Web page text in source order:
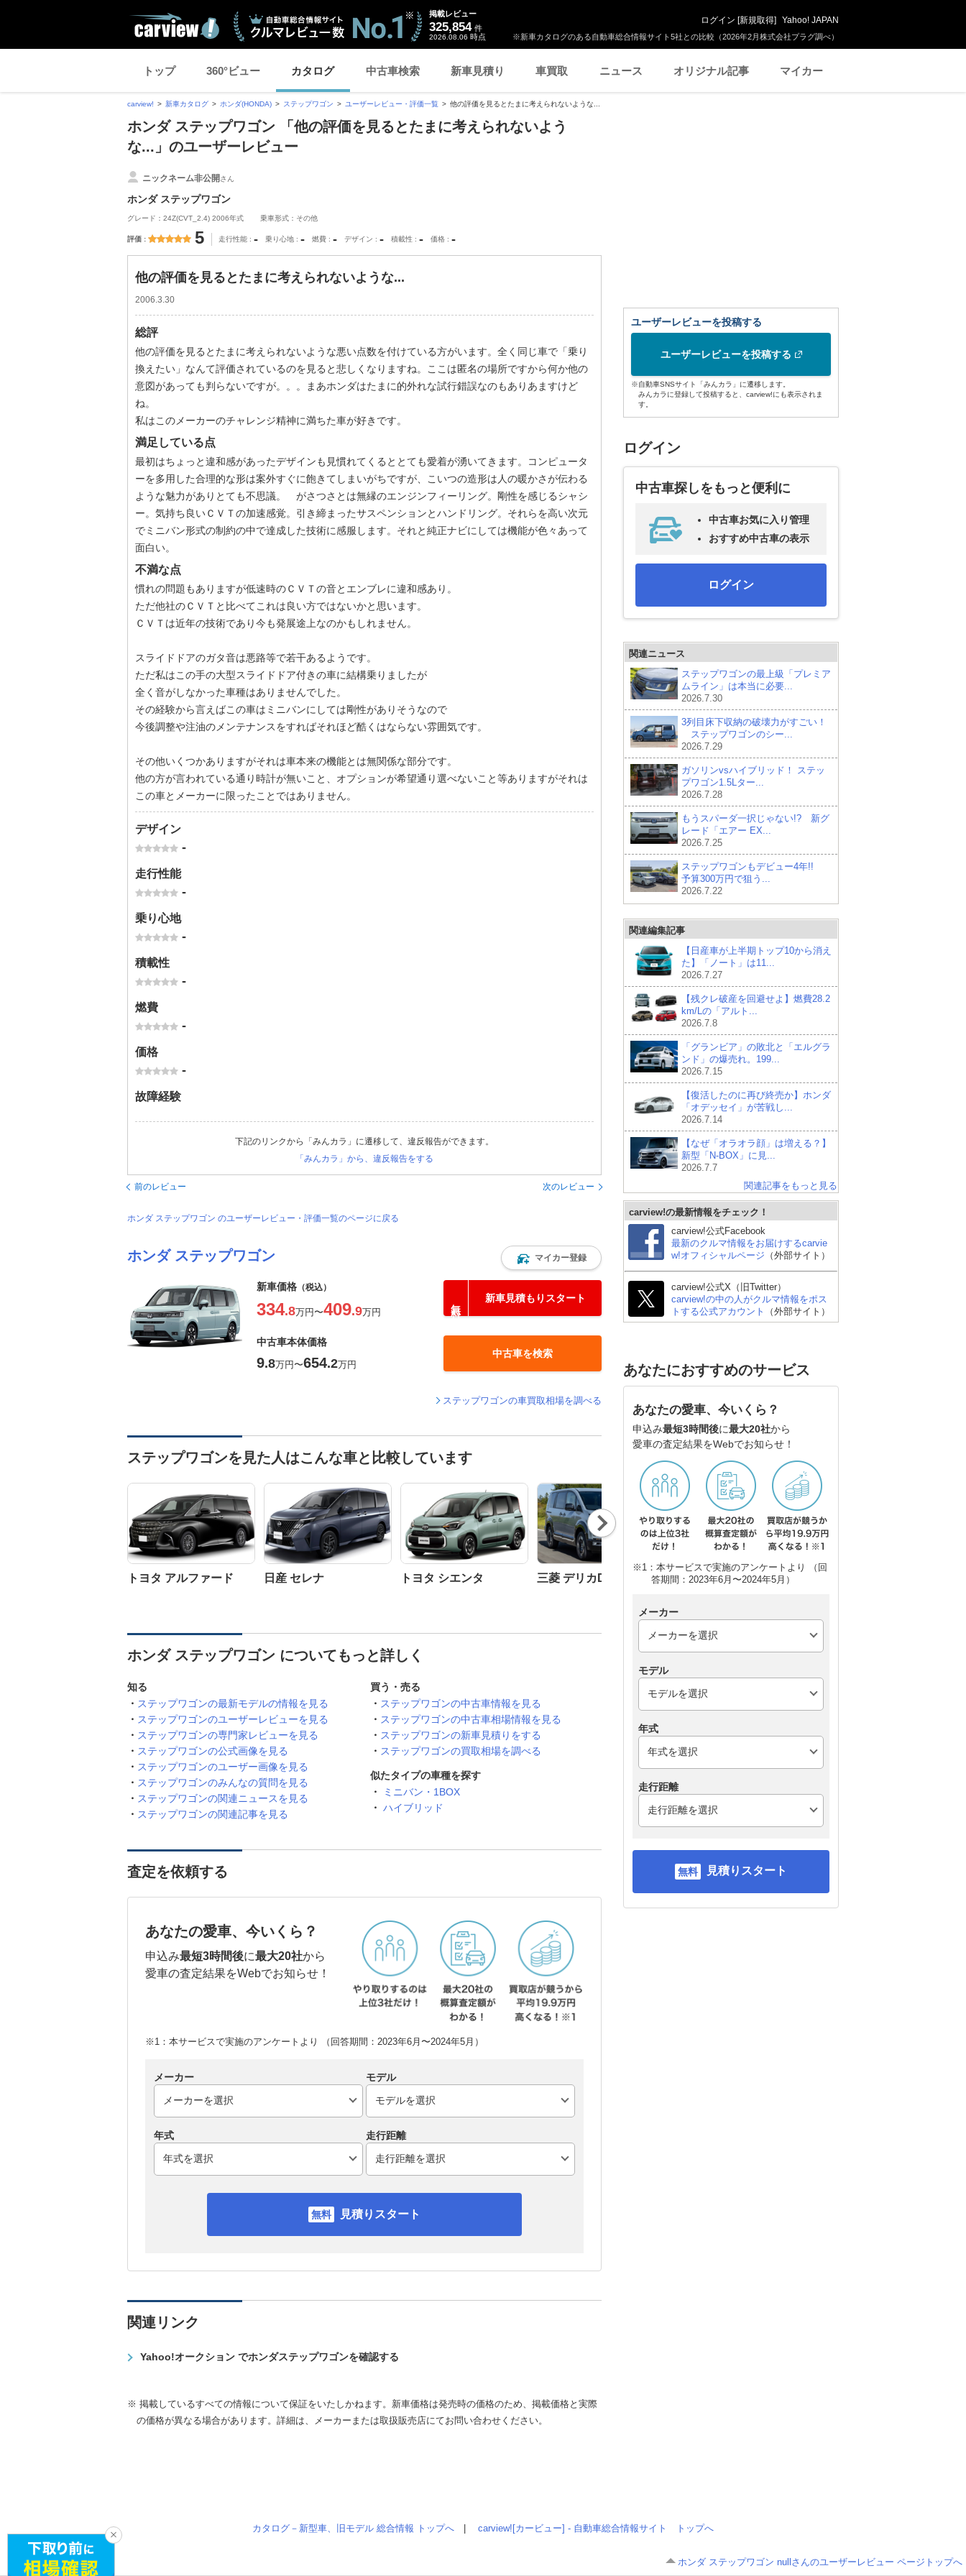
※新車カタログのある自動車総合情報サイト5社との比較（2026年2月株式会社プラグ調べ）
掲載レビュー
325,854 件
2026.08.06 時点
ログイン [新規取得] Yahoo! JAPAN
トップ 360°ビュー カタログ 中古車検索 新車見積り 車買取 ニュース オリジナル記事 マイカー
carview! 新車カタログ ホンダ(HONDA) ステップワゴン ユーザーレビュー・評価一覧 他の評価を見るとたまに考えられないような...
ホンダ ステップワゴン 「他の評価を見るとたまに考えられないよう
な...」のユーザーレビュー
ニックネーム非公開さん
ホンダ ステップワゴン
グレード：24Z(CVT_2.4) 2006年式 乗車形式：その他
評価 5 走行性能 - 乗り心地 - 燃費 - デザイン - 積載性 - 価格 -
他の評価を見るとたまに考えられないような...
2006.3.30
総評
他の評価を見るとたまに考えられないような悪い点数を付けている方がいます。全く同じ車で「乗り
換えたい」なんて評価されているのを見ると悲しくなりますね。ここは匿名の場所ですから何か他の
意図があっても判らないですが。。。まあホンダはたまに的外れな試行錯誤なのもありあますけど
ね。
私はこのメーカーのチャレンジ精神に満ちた車が好きです。
満足している点
最初はちょっと違和感があったデザインも見慣れてくるととても愛着が湧いてきます。コンピュータ
ーを多用した合理的な形は案外すぐに飽きてしまいがちですが、こいつの造形は人の暖かさが伝わる
ような魅力がありとても不思議。 がさつさとは無縁のエンジンフィーリング。剛性を感じるシャシ
ー。気持ち良いＣＶＴの加速感覚。引き締まったサスペンションとハンドリング。それらを高い次元
でミニバン形式の制約の中で達成した技術に感服します。それと純正ナビにしては機能が色々あって
面白い。
不満な点
慣れの問題もありますが低速時のＣＶＴの音とエンブレに違和感あり。
ただ他社のＣＶＴと比べてこれは良い方ではないかと思います。
ＣＶＴは近年の技術であり今も発展途上なのかもしれません。
スライドドアのガタ音は悪路等で若干あるようです。
ただ私はこの手の大型スライドドア付きの車に結構乗りましたが
全く音がしなかった車種はありませんでした。
その経験から言えばこの車はミニバンにしては剛性がありそうなので
今後調整や注油のメンテナンスをすればそれほど酷くはならない雰囲気です。
その他いくつかありますがそれは車本来の機能とは無関係な部分です。
他の方が言われている通り時計が無いこと、オプションが希望通り選べないこと等ありますがそれは
この車とメーカーに限ったことではありません。
デザイン
-
走行性能
-
乗り心地
-
積載性
-
燃費
-
価格
-
故障経験
下記のリンクから「みんカラ」に遷移して、違反報告ができます。
「みんカラ」から、違反報告をする
前のレビュー 次のレビュー
ホンダ ステップワゴン のユーザーレビュー・評価一覧のページに戻る
ホンダ ステップワゴン マイカー登録
新車価格 （税込）
334.8万円〜409.9万円
新車見積もりスタート
中古車本体価格
9.8万円〜654.2万円
中古車を検索
ステップワゴンの車買取相場を調べる
ステップワゴンを見た人はこんな車と比較しています
トヨタ アルファード 日産 セレナ トヨタ シエンタ 三菱 デリカD:5 日産 エルグランド
Nex
t
ホンダ ステップワゴン についてもっと詳しく
知る
ステップワゴンの最新モデルの情報を見る
ステップワゴンのユーザーレビューを見る
ステップワゴンの専門家レビューを見る
ステップワゴンの公式画像を見る
ステップワゴンのユーザー画像を見る
ステップワゴンのみんなの質問を見る
ステップワゴンの関連ニュースを見る
ステップワゴンの関連記事を見る
買う・売る
ステップワゴンの中古車情報を見る
ステップワゴンの中古車相場情報を見る
ステップワゴンの新車見積りをする
ステップワゴンの買取相場を調べる
似たタイプの車種を探す
ミニバン・1BOX
ハイブリッド
査定を依頼する
あなたの愛車、今いくら？
申込み最短3時間後に最大20社から
愛車の査定結果をWebでお知らせ！
※1：本サービスで実施のアンケートより （回答期間：2023年6月〜2024年5月）
メーカー モデル
年式 走行距離
見積りスタート
関連リンク
Yahoo!オークション でホンダステップワゴンを確認する
※ 掲載しているすべての情報について保証をいたしかねます。新車価格は発売時の価格のため、掲載価格と実際
の価格が異なる場合があります。詳細は、メーカーまたは取扱販売店にてお問い合わせください。
ユーザーレビューを投稿する
ユーザーレビューを投稿する
※自動車SNSサイト「みんカラ」に遷移します。
みんカラに登録して投稿すると、carview!にも表示されま
す。
ログイン
中古車探しをもっと便利に
中古車お気に入り管理
おすすめ中古車の表示
ログイン
関連ニュース
ステップワゴンの最上級「プレミア
ムライン」は本当に必要...
2026.7.30
3列目床下収納の破壊力がすごい！
ステップワゴンのシー...
2026.7.29
ガソリンvsハイブリッド！ ステッ
プワゴン1.5Lター...
2026.7.28
もうスパーダ一択じゃない!? 新グ
レード「エアー EX...
2026.7.25
ステップワゴンもデビュー4年!!
予算300万円で狙う...
2026.7.22
関連編集記事
【日産車が上半期トップ10から消え
た】「ノート」は11...
2026.7.27
【残クレ破産を回避せよ】燃費28.2
km/Lの「アルト...
2026.7.8
「グランビア」の敗北と「エルグラ
ンド」の爆売れ。199...
2026.7.15
【復活したのに再び終売か】ホンダ
「オデッセイ」が苦戦し...
2026.7.14
【なぜ「オラオラ顔」は増える？】
新型「N-BOX」に見...
2026.7.7
関連記事をもっと見る
carview!の最新情報をチェック！
carview!公式Facebook
最新のクルマ情報をお届けするcarvie
w!オフィシャルページ （外部サイト）
carview!公式X（旧Twitter）
carview!の中の人がクルマ情報をポス
トする公式アカウント
（外部サイト）
あなたにおすすめのサービス
あなたの愛車、今いくら？
申込み最短3時間後に最大20社から
愛車の査定結果をWebでお知らせ！
※1：本サービスで実施のアンケートより （回
答期間：2023年6月〜2024年5月）
メーカー
モデル
年式
走行距離
見積りスタート
カタログ－新型車、旧モデル 総合情報 トップへ carview![カービュー] - 自動車総合情報サイト トップへ
ホンダ ステップワゴン nullさんのユーザーレビュー ページトップへ